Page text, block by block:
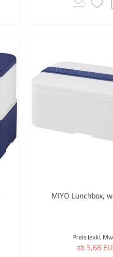
MIYO Lunchbox,
Preis (exkl.
ab 5,68